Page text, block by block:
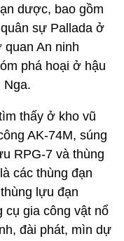
dược, bao gồm
sự Pallada ở
An ninh
phá hoại ở hậu
thấy ở kho vũ
AK-74M, súng
RPG-7 và thùng
các thùng đạn
lựu đạn
cụ gia công vật nổ
đài phát, mìn dự